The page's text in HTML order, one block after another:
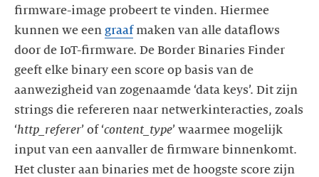
firmware-image probeert te vinden. Hiermee
kunnen we een graafmaken van alle dataflows
door de IoT-firmware. De Border Binaries Finder
geeft elke binary een score op basis van de
aanwezigheid van zogenaamde ‘data keys’. Dit zijn
strings die refereren naar netwerkinteracties, zoals
‘http_referer’ of ‘content_type’ waarmee mogelijk
input van een aanvaller de firmware binnenkomt.
Het cluster aan binaries met de hoogste score zijn